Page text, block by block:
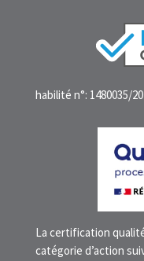
habilité n°: 1480035/
La certification
catégorie d’action